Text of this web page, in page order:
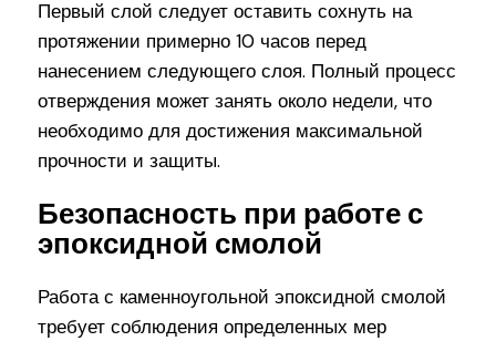
Первый слой следует оставить сохнуть на
протяжении примерно 10 часов перед
нанесением следующего слоя. Полный процесс
отверждения может занять около недели, что
необходимо для достижения максимальной
прочности и защиты.
Безопасность при работе с
эпоксидной смолой
Работа с каменноугольной эпоксидной смолой
требует соблюдения определенных мер